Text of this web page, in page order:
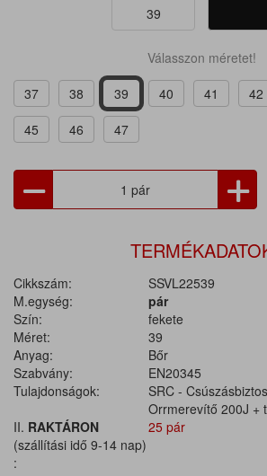
39
Válasszon méretet!
37
38 39 40 41 42
45
46 47
Cikkszám:
SSVL22539
M.egység:
pár
Szín:
fekete
Méret:
39
Anyag:
Bőr
Szabvány:
EN20345
Tulajdonságok:
SRC -
Orrmerevítő 200J +
II. RAKTÁRON
(szállítási idő 9-14 nap)
:
25 pár